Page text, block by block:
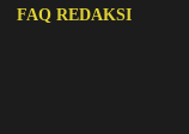
FAQ REDAKSI